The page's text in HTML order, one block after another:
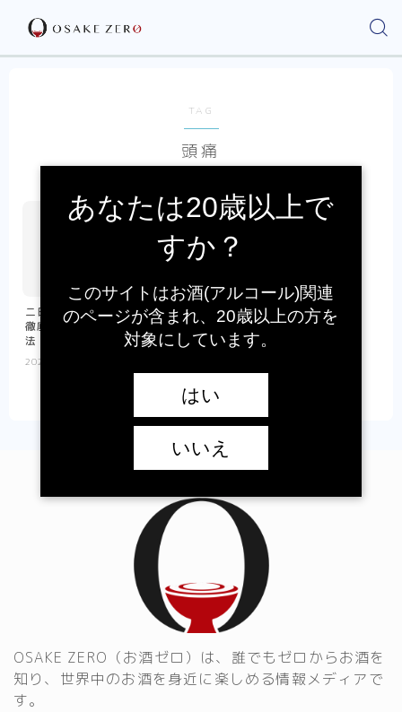
TAG
頭痛
二日酔いの酷い頭痛の治し方を
徹底解説｜速攻に効果が出る方
法
2023.03.08
OSAKE ZERO（お酒ゼロ）は、誰でもゼロからお酒を
知り、世界中のお酒を身近に楽しめる情報メディアで
す。
あなたは20歳以上で
すか？
このサイトはお酒(アルコール)関連
のページが含まれ、20歳以上の方を
対象にしています。
はい
いいえ